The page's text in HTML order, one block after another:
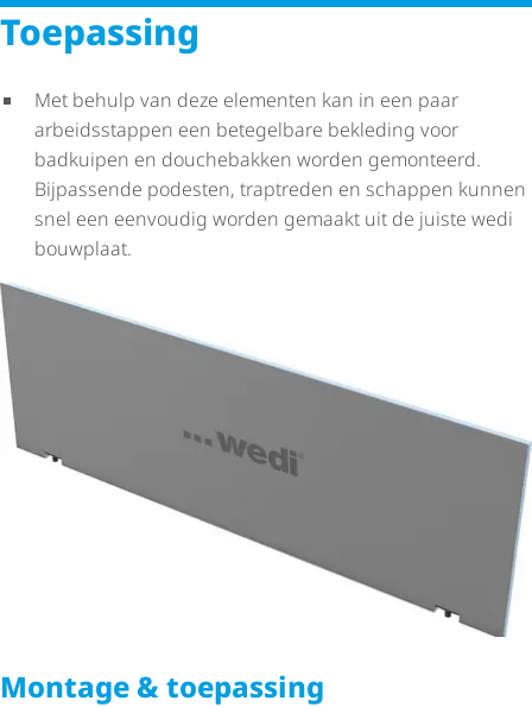
Toepassing
Met behulp van deze elementen kan in een paar
arbeidsstappen een betegelbare bekleding voor
badkuipen en douchebakken worden gemonteerd.
Bijpassende podesten, traptreden en schappen kunnen
snel een eenvoudig worden gemaakt uit de juiste wedi
bouwplaat.
Montage & toepassing